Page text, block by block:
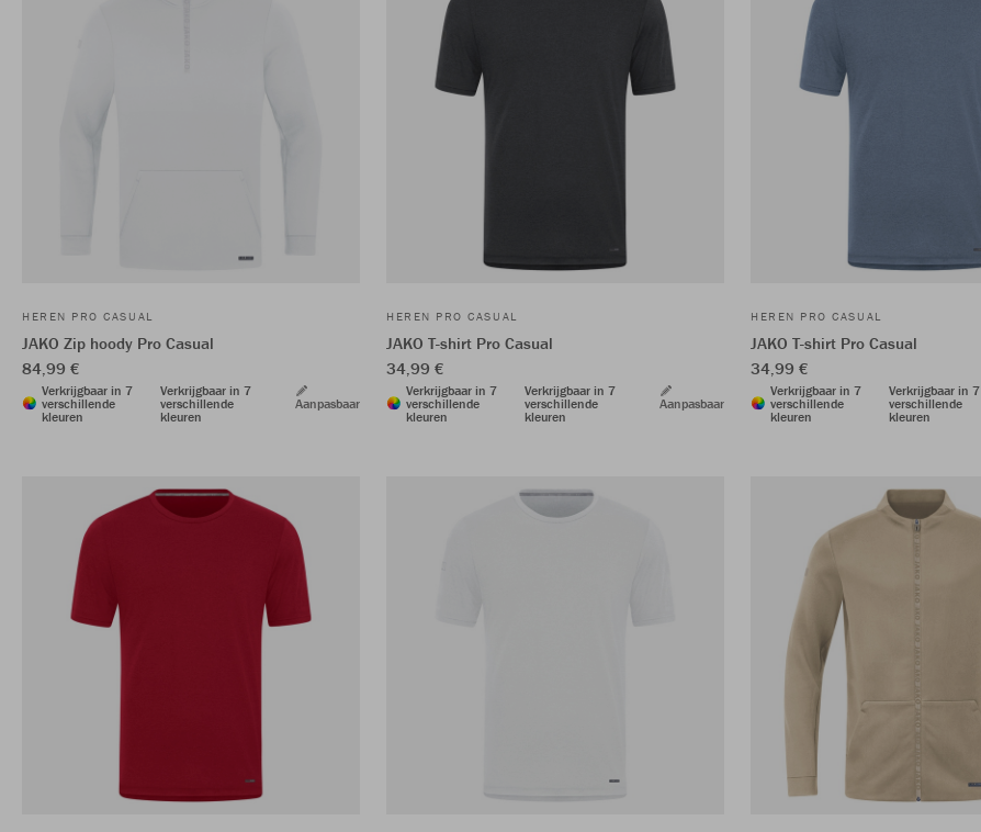
HEREN PRO CASUAL
JAKO Zip hoody Pro Casual
84,99 €
Verkrijgbaar in 7
verschillende
kleuren
Verkrijgbaar in 7
verschillende
kleuren
Aanpasbaar
HEREN PRO CASUAL
JAKO T-shirt Pro Casual
34,99 €
Verkrijgbaar in 7
verschillende
kleuren
Verkrijgbaar in 7
verschillende
kleuren
Aanpasbaar
HEREN PRO CASUAL
JAKO T-shirt Pro Casual
34,99 €
Verkrijgbaar in 7
verschillende
kleuren
Verkrijgbaar in 7
verschillende
kleuren